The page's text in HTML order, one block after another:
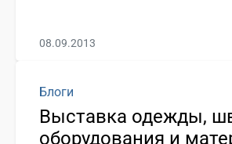
08.09.2013
Блоги
Выставка одежды,
оборудования и